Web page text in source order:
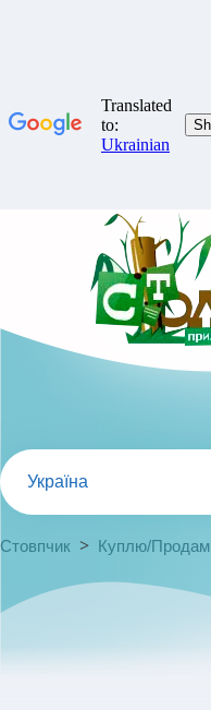
Україна
Стовпчик > Куплю/Продам